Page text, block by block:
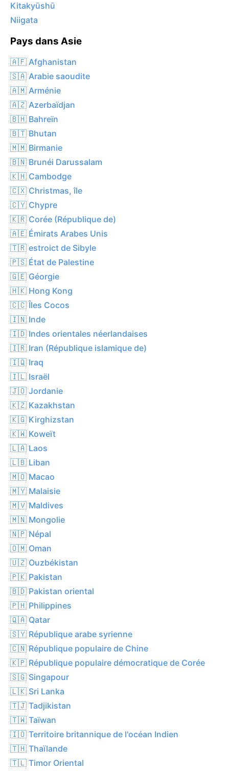
Kitakyūshū
Niigata
Pays dans Asie
🇦🇫 Afghanistan
🇸🇦 Arabie saoudite
🇦🇲 Arménie
🇦🇿 Azerbaïdjan
🇧🇭 Bahreïn
🇧🇹 Bhutan
🇲🇲 Birmanie
🇧🇳 Brunéi Darussalam
🇰🇭 Cambodge
🇨🇽 Christmas, île
🇨🇾 Chypre
🇰🇷 Corée (République de)
🇦🇪 Émirats Arabes Unis
🇹🇷 estroict de Sibyle
🇵🇸 État de Palestine
🇬🇪 Géorgie
🇭🇰 Hong Kong
🇨🇨 Îles Cocos
🇮🇳 Inde
🇮🇩 Indes orientales néerlandaises
🇮🇷 Iran (République islamique de)
🇮🇶 Iraq
🇮🇱 Israël
🇯🇴 Jordanie
🇰🇿 Kazakhstan
🇰🇬 Kirghizstan
🇰🇼 Koweït
🇱🇦 Laos
🇱🇧 Liban
🇲🇴 Macao
🇲🇾 Malaisie
🇲🇻 Maldives
🇲🇳 Mongolie
🇳🇵 Népal
🇴🇲 Oman
🇺🇿 Ouzbékistan
🇵🇰 Pakistan
🇧🇩 Pakistan oriental
🇵🇭 Philippines
🇶🇦 Qatar
🇸🇾 République arabe syrienne
🇨🇳 République populaire de Chine
🇰🇵 République populaire démocratique de Corée
🇸🇬 Singapour
🇱🇰 Sri Lanka
🇹🇯 Tadjikistan
🇹🇼 Taïwan
🇮🇴 Territoire britannique de l'océan Indien
🇹🇭 Thaïlande
🇹🇱 Timor Oriental